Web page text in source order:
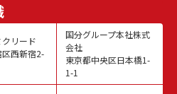
リード
西新宿2-
国分グループ本社株式
会社
東京都中央区日本橋1-
1-1